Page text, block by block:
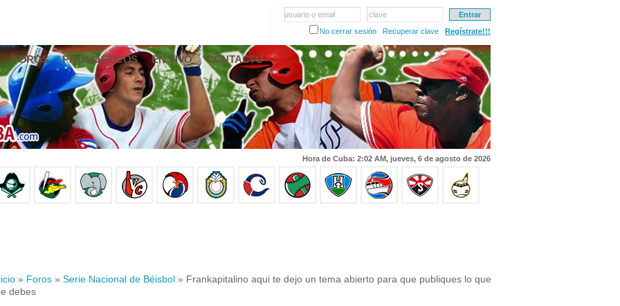
usuario o email
clave
No cerrar sesión
Recuperar clave Regístrate!!!
FOROS PRONÓSTICOS EN VIVO CONTACTO
Hora de Cuba: 2:02 AM, jueves, 6 de agosto de 2026
» Foros » Serie Nacional de Béisbol » Frankapitalino aqui te dejo un tema abierto para que publiques lo que
debes